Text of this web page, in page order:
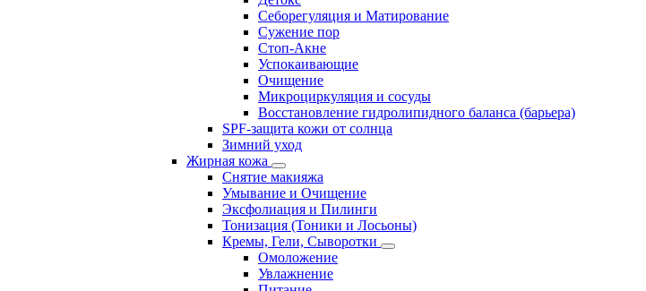
Себорегуляция и Матирование
Сужение пор
Стоп-Акне
Успокаивающие
Очищение
Микроциркуляция и сосуды
Восстановление гидролипидного баланса (барьера)
SPF-защита кожи от солнца
Зимний уход
Жирная кожа
Снятие макияжа
Умывание и Очищение
Эксфолиация и Пилинги
Тонизация (Тоники и Лосьоны)
Кремы, Гели, Сыворотки
Омоложение
Увлажнение